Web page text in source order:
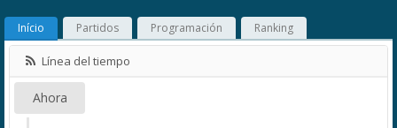
Início Partidos Programación Ranking
Línea del tiempo
Ahora